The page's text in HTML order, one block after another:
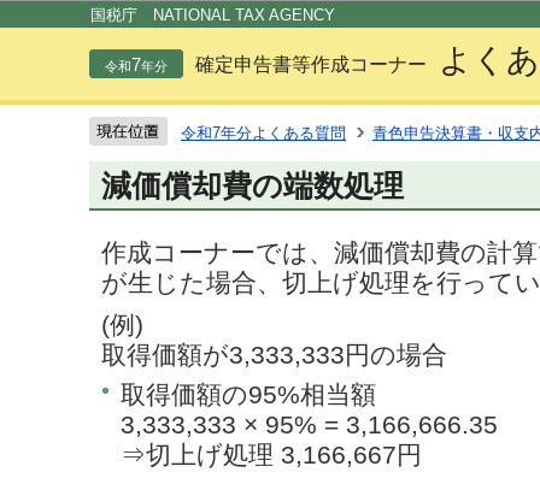
国税庁 NATIONAL TAX AGENCY
令和7年分 確定申告書等作成コーナー よく
令和7年分よくある質問 青色申告決算書・収支
減価償却費の端数処理
作成コーナーでは、減価償却費の計
が生じた場合、切上げ処理を行って
(例)
取得価額が3,333,333円の場合
取得価額の95%相当額
3,333,333 × 95% = 3,166,666.35
⇒切上げ処理 3,166,667円